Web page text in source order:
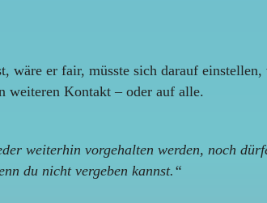
er fair, müsste sich darauf
weiteren Kontakt – oder auf alle.
weiterhin vorgehalten werden, noch
du nicht vergeben kannst.“